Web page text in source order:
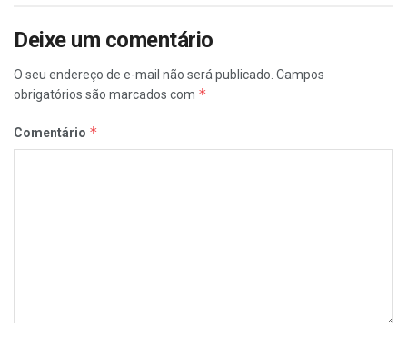
Deixe um comentário
O seu endereço de e-mail não será publicado. Campos
obrigatórios são marcados com *
Comentário *